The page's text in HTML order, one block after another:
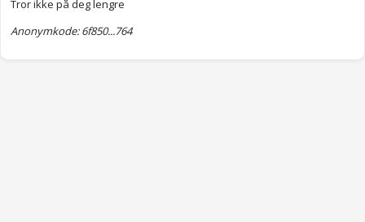
Tror ikke på deg lengre
Anonymkode: 6f850...764